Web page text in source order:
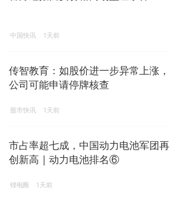
中国快讯 1天前
传智教育：如股价进一步异常上涨，
公司可能申请停牌核查
股市快讯 1天前
市占率超七成，中国动力电池军团再
创新高 | 动力电池排名⑥
锂电圈 1天前